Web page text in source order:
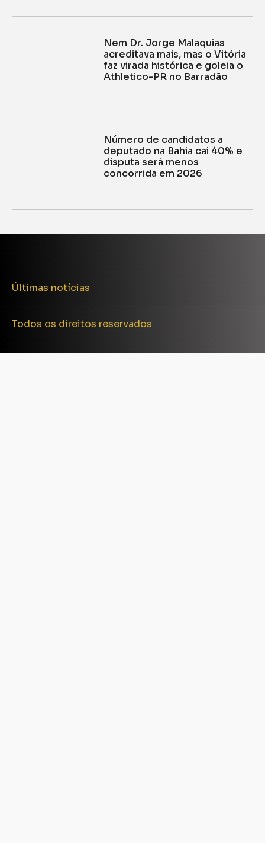
Nem Dr. Jorge Malaquias
acreditava mais, mas o Vitória
faz virada histórica e goleia o
Athletico-PR no Barradão
Número de candidatos a
deputado na Bahia cai 40% e
disputa será menos
concorrida em 2026
Últimas notícias
Todos os direitos reservados